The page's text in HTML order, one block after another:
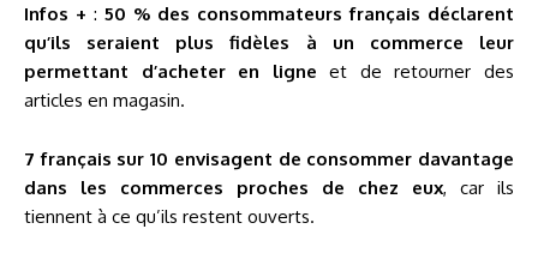
Infos + : 50 % des consommateurs français déclarent
qu’ils seraient plus fidèles à un commerce leur
permettant d’acheter en ligne et de retourner des
articles en magasin.
7 français sur 10 envisagent de consommer davantage
dans les commerces proches de chez eux, car ils
tiennent à ce qu’ils restent ouverts.